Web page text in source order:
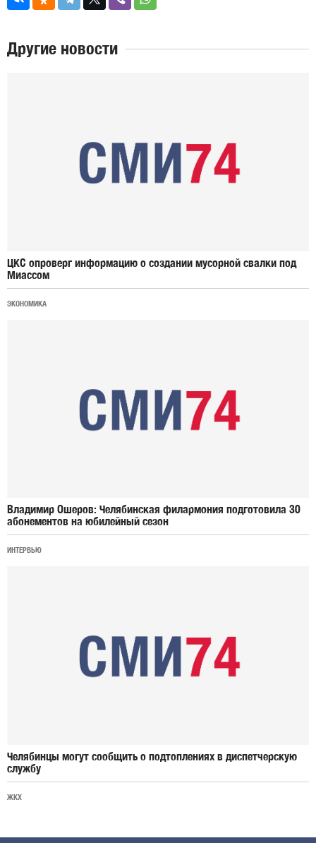
Другие новости
ЦКС опроверг информацию о создании мусорной свалки под
Миассом
ЭКОНОМИКА
Владимир Ошеров: Челябинская филармония подготовила 30
абонементов на юбилейный сезон
ИНТЕРВЬЮ
Челябинцы могут сообщить о подтоплениях в диспетчерскую
службу
ЖКХ